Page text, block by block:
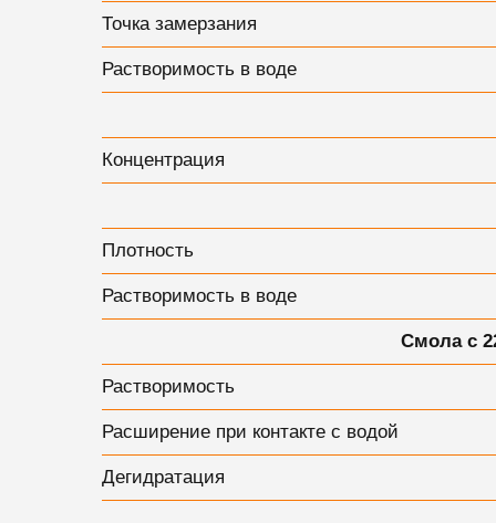
Точка замерзания
Растворимость в воде
Концентрация
Плотность
Растворимость в воде
Смола с
Растворимость
Расширение при контакте с водой
Дегидратация